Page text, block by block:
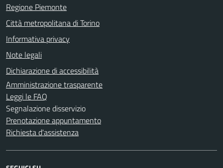
Regione Piemonte
Città metropolitana di Torino
Informativa privacy
Note legali
Dichiarazione di accessibilità
Amministrazione trasparente
Leggi le FAQ
Segnalazione disservizio
Prenotazione appuntamento
Richiesta d'assistenza